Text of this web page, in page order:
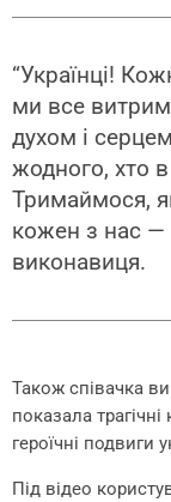
“Українці!
ми все
духом і
жодного, хто в
Тримаймося,
кожен з нас —
виконавиця.
Також співачка
показала
героїчні подвиги
Під відео